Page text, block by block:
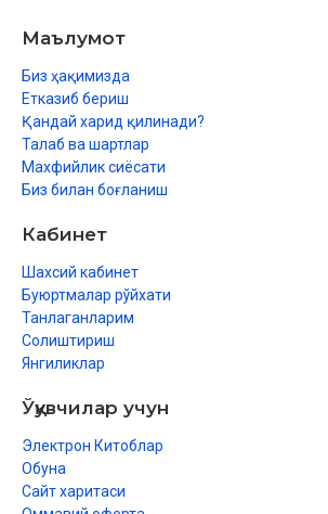
Rum
Luqmon
Sajda
Fotir (Xoliq)
Yosin
Saffot (Saf tortib turuvchilar)
Sod
Zumar (Guruhlar)
G‘ofir (Kechiruvchi)
Маълумот
Биз ҳақимизда
Етказиб бериш
Қандай харид қилинади?
Талаб ва шартлар
Махфийлик сиёсати
Биз билан боғланиш
Кабинет
Шахсий кабинет
Буюртмалар рўйхати
Танлаганларим
Солиштириш
Янгиликлар
Ўқувчилар учун
Электрон Китоблар
Обуна
Сайт харитаси